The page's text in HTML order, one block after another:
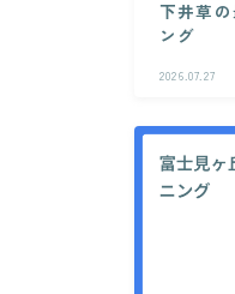
下井草
ング
2026.07.27